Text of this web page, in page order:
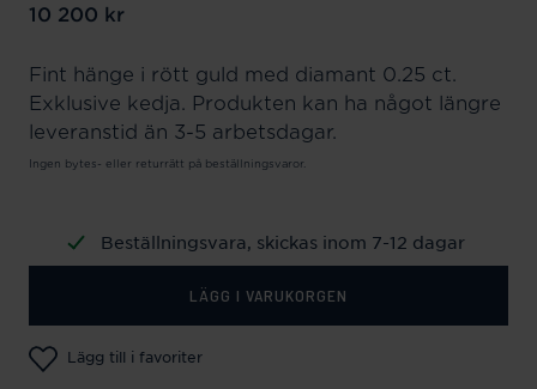
Pris:10 200 kr
10 200 kr
Fint hänge i rött guld med diamant 0.25 ct.
Exklusive kedja. Produkten kan ha något längre
leveranstid än 3-5 arbetsdagar.
Ingen bytes- eller returrätt på beställningsvaror.
Beställningsvara, skickas inom 7-12 dagar
LÄGG I VARUKORGEN
Lägg till i favoriter